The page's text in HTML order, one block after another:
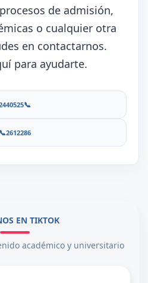
de admisión,
o cualquier otra
en contactarnos.
para ayudarte.
📞
📞2612286
EN TIKTOK
académico y universitario